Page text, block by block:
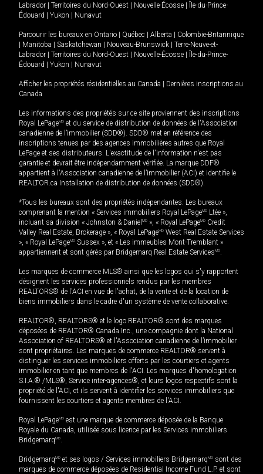
Labrador
Territoires du Nord-Ouest Nouvelle-Écosse
Île-du-Prince-
Édouard
Yukon Nunavut
Parcourir les bureaux en Ontario Québec Alberta
Colombie-Britannique
Manitoba Saskatchewan Nouveau-Brunswick
Terre-Neuve-et-
Labrador
Territoires du Nord-Ouest Nouvelle-Écosse
Île-du-Prince-
Édouard
Yukon Nunavut
Afficher les propriétés résidentielles au Canada
Dernières inscriptions au
Canada
Les informations des propriétés sur ce site proviennent des inscriptions
Royal LePageMD et du service de distribution de données de l'Association
canadienne de l’immobilier (SDD®). SDD® met en référence des
inscriptions tenues par des agences immobilières autres que Royal
LePage et ses distributeurs. L'exactitude de l'information n'est pas
garantie et devrait être indépendamment vérifiée. La marque DDF®
appartient à l'Association canadienne de l’immobilier (ACI) et identifie le
REALTOR.ca Installation de distribution de données (SDD®).
*Tous les bureaux sont des propriétés indépendantes. Les bureaux
comprenant la mention « Services immobiliers Royal LePageMD Ltée »,
incluant sa division « Johnston & Daniel MD », « Royal LePageMD Credit
Valley Real Estate, Brokerage », « Royal LePageMD West Real Estate Services
», « Royal LePageMD Sussex », et « Les immeubles Mont-Tremblant »
appartiennent et sont gérés par Bridgemarq Real Estate ServicesMD.
Les marques de commerce MLS® ainsi que les logos qui s'y rapportent
désignent les services professionnels rendus par les membres
REALTORS® de l'ACI en vue de l'achat, de la vente et de la location de
biens immobiliers dans le cadre d'un système de vente collaborative.
REALTOR®, REALTORS® et le logo REALTOR® sont des marques
déposées de REALTOR® Canada Inc., une compagnie dont la National
Association of REALTORS® et l'Association canadienne de l’immobilier
sont propriétaires. Les marques de commerce REALTOR® servent à
distinguer les services immobiliers offerts par les courtiers et agents
immobilier en tant que membres de l'ACI. Les marques d'homologation
S.I.A.® /MLS®, Service inter-agences®, et leurs logos respectifs sont la
propriété de l'ACI, et ils servent à identifier les services immobiliers que
fournissent les courtiers et agents membres de l'ACI.
Royal LePageMD est une marque de commerce déposée de la Banque
Royale du Canada, utilisée sous licence par les Services immobiliers
BridgemarqMD.
BridgemarqMD et ses logos / Services immobiliers BridgemarqMD sont des
marques de commerce déposées de Residential Income Fund L.P. et sont